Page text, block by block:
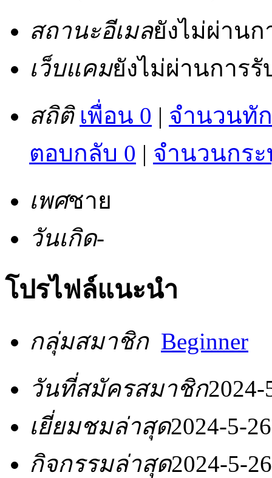
สถานะอีเมลยังไม่ผ่านก
เว็บแคมยังไม่ผ่านการรั
สถิติ เพื่อน 0 | จำนวนทั
ตอบกลับ 0 | จำนวนกระ
เพศชาย
วันเกิด-
โปรไฟล์แนะนำ
กลุ่มสมาชิก Beginner
วันที่สมัครสมาชิก2024-
เยี่ยมชมล่าสุด2024-5-
กิจกรรมล่าสุด2024-5-